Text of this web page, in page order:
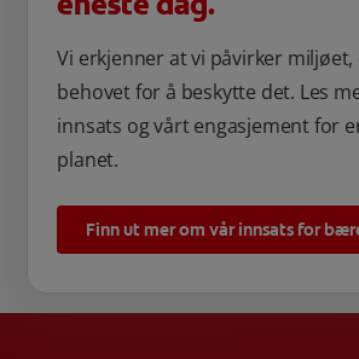
Vi erkjenner at vi påvirker
behovet for å beskytte det. Les
innsats og vårt engasjement for
planet.
Finn ut mer om vår innsats for